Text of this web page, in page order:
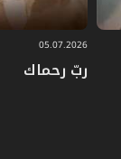
05.07.2026
ربّ رحماك